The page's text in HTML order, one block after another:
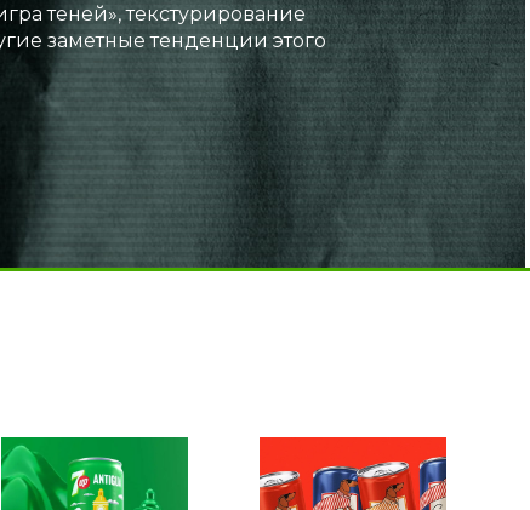
теней», текстурирование
заметные тенденции этого